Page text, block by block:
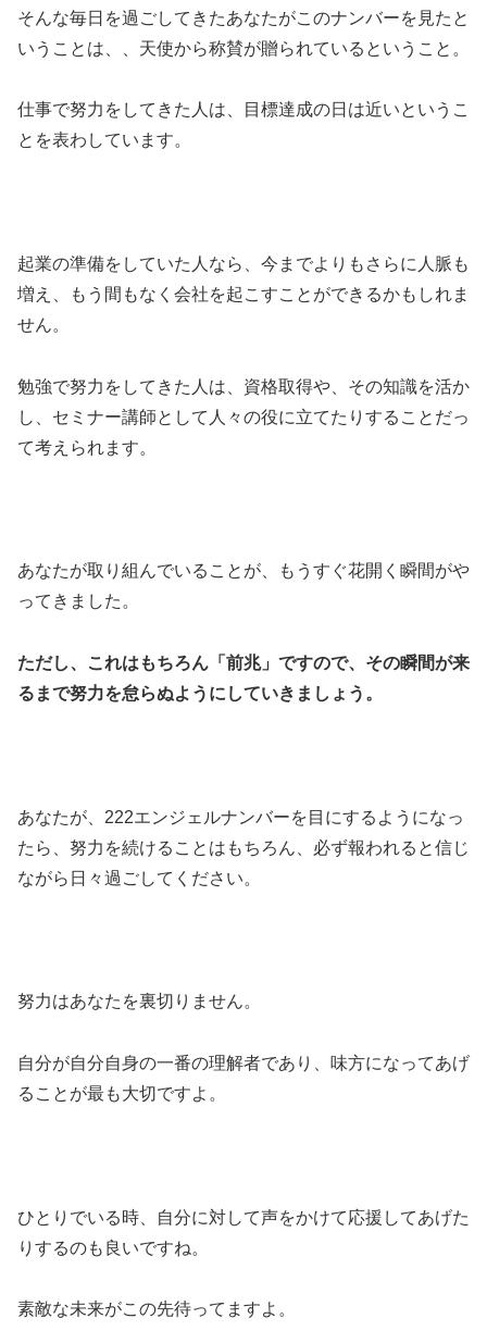
そんな毎日を過ごしてきたあなたがこのナンバーを見たと
いうことは、、天使から称賛が贈られているということ。
仕事で努力をしてきた人は、目標達成の日は近いというこ
とを表わしています。
起業の準備をしていた人なら、今までよりもさらに人脈も
増え、もう間もなく会社を起こすことができるかもしれま
せん。
勉強で努力をしてきた人は、資格取得や、その知識を活か
し、セミナー講師として人々の役に立てたりすることだっ
て考えられます。
あなたが取り組んでいることが、もうすぐ花開く瞬間がや
ってきました。
ただし、これはもちろん「前兆」ですので、その瞬間が来
るまで努力を怠らぬようにしていきましょう。
あなたが、222エンジェルナンバーを目にするようになっ
たら、努力を続けることはもちろん、必ず報われると信じ
ながら日々過ごしてください。
努力はあなたを裏切りません。
自分が自分自身の一番の理解者であり、味方になってあげ
ることが最も大切ですよ。
ひとりでいる時、自分に対して声をかけて応援してあげた
りするのも良いですね。
素敵な未来がこの先待ってますよ。